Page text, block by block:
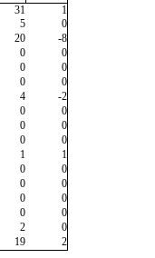
31
1
5
0
20
-8
0
0
0
0
0
0
4
-2
0
0
0
0
0
0
1
1
0
0
0
0
0
0
0
0
2
0
19
2